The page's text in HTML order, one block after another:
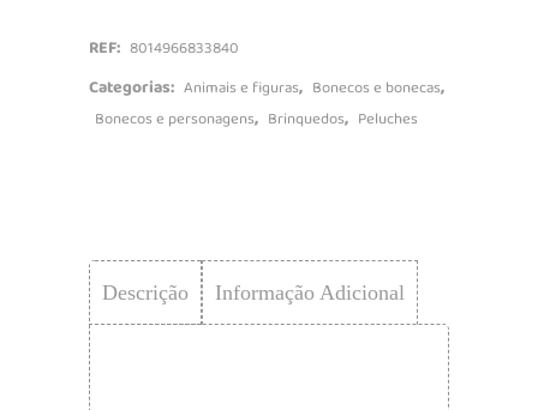
REF: 8014966833840
Categorias: Animais e figuras, Bonecos e bonecas,
Bonecos e personagens, Brinquedos, Peluches
Descrição Informação Adicional